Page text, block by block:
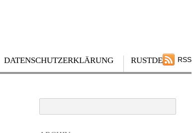
RSS
DATENSCHUTZERKLÄRUNG RUSTDESK